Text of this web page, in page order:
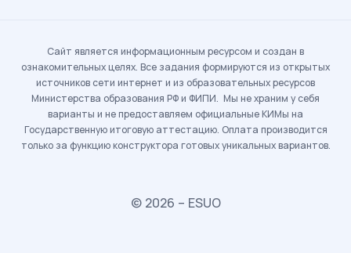
Сайт является информационным ресурсом и создан в
ознакомительных целях. Все задания формируются из открытых
источников сети интернет и из образовательных ресурсов
Министерства образования РФ и ФИПИ. Мы не храним у себя
варианты и не предоставляем официальные КИМы на
Государственную итоговую аттестацию. Оплата производится
только за функцию конструктора готовых уникальных вариантов.
© 2026 – ESUO